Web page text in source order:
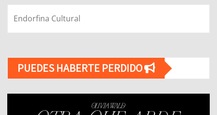
Endorfina Cultural
PUEDES HABERTE PERDIDO